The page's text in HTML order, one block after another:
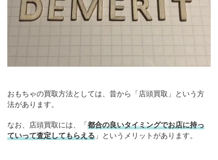
おもちゃの買取方法としては、昔から「店頭買取」という方
法があります。
なお、店頭買取には、「都合の良いタイミングでお店に持っ
ていって査定してもらえる 」というメリットがあります。